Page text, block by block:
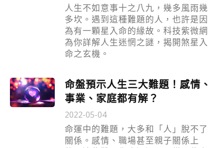
人生不如意事十之八九，幾多風雨幾
多坎。遇到這種難題的人，也許是因
為有一顆星入命的緣故。科技紫微網
為你詳解人生迷惘之謎，揭開煞星入
命之玄機。
命盤預示人生三大難題！感情、
事業、家庭都有解？
2022-05-04
命運中的難題，大多和「人」脫不了
關係。感情、職場甚至親子關係上